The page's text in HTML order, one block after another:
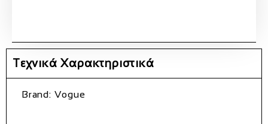
Τεχνικά Χαρακτηριστικά
Brand: Vogue